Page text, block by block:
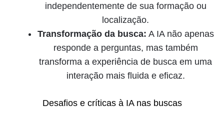
independentemente de sua formação ou
localização.
Transformação da busca: A IA não apenas
responde a perguntas, mas também
transforma a experiência de busca em uma
interação mais fluida e eficaz.
Desafios e críticas à IA nas buscas